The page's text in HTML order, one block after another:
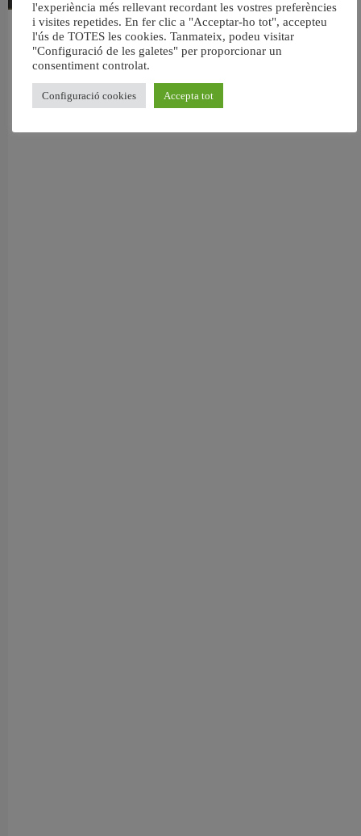
València reforma l’Escola Infantil Pardalets i instal·larà aire condicionat a totes
les aules
l'experiència més rellevant recordant les vostres preferències
i visites repetides. En fer clic a "Acceptar-ho tot", accepteu
l'ús de TOTES les cookies. Tanmateix, podeu visitar
"Configuració de les galetes" per proporcionar un
consentiment controlat.
Configuració cookies Accepta tot